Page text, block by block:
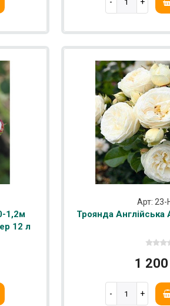
1,2м
12 л
Арт: 23-
Троянда Англійська
1 200